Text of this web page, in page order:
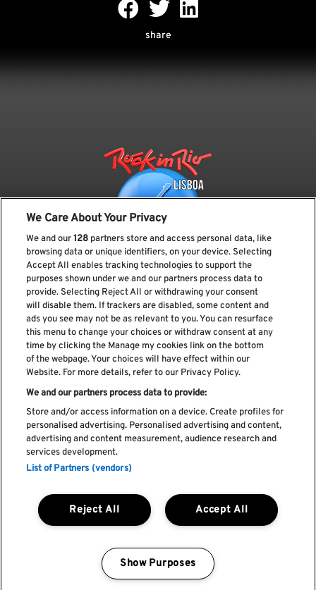
share
Subscreve a nossa newsletter
Li e aceito os Política de privacidade
Livro de Reclamações
Livro de Elogios
Política de cookies
Termos e condições
Faq's
REGULAMENTO DA CIDADE DO ROCK
by Blendd @ 2026
We Care About Your Privacy
We and our128 partners store and access personal data, like
browsing data or unique identifiers, on your device. Selecting
Accept All enables tracking technologies to support the
purposes shown under we and our partners process data to
provide. Selecting Reject All or withdrawing your consent
will disable them. If trackers are disabled, some content and
ads you see may not be as relevant to you. You can resurface
this menu to change your choices or withdraw consent at any
time by clicking the Manage my cookies link on the bottom
of the webpage. Your choices will have effect within our
Website. For more details, refer to our Privacy Policy.
We and our partners process data to provide:
Store and/or access information on a device. Create profiles for
personalised advertising. Personalised advertising and content,
advertising and content measurement, audience research and
services development.
List of Partners (vendors)
Accept All
Reject All
Show Purposes